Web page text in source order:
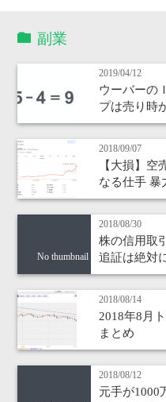
副業
2019/04/12
ウーバーの
プは売り時
2018/09/07
【大損】
なる仕手 暴
No thumbnail
2018/08/30
株の信用取
追証は絶対
2018/08/14
2018年8月
まとめ
2018/08/12
元手が1000